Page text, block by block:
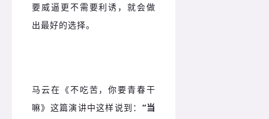
要威逼更不需要利诱，就会做
出最好的选择。
马云在《不吃苦，你要青春干
嘛》这篇演讲中这样说到： “当